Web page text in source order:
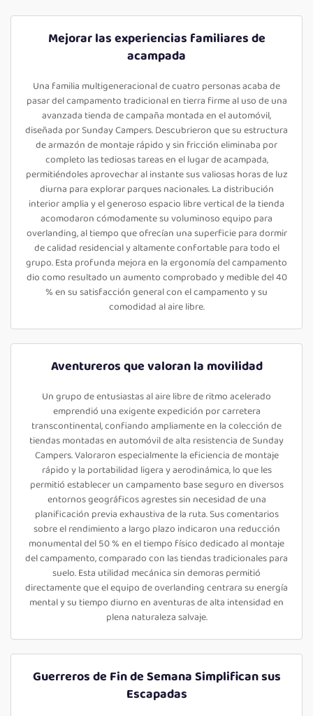
Mejorar las experiencias familiares de
acampada
Una familia multigeneracional de cuatro personas acaba de
pasar del campamento tradicional en tierra firme al uso de una
avanzada tienda de campaña montada en el automóvil,
diseñada por Sunday Campers. Descubrieron que su estructura
de armazón de montaje rápido y sin fricción eliminaba por
completo las tediosas tareas en el lugar de acampada,
permitiéndoles aprovechar al instante sus valiosas horas de luz
diurna para explorar parques nacionales. La distribución
interior amplia y el generoso espacio libre vertical de la tienda
acomodaron cómodamente su voluminoso equipo para
overlanding, al tiempo que ofrecían una superficie para dormir
de calidad residencial y altamente confortable para todo el
grupo. Esta profunda mejora en la ergonomía del campamento
dio como resultado un aumento comprobado y medible del 40
% en su satisfacción general con el campamento y su
comodidad al aire libre.
Aventureros que valoran la movilidad
Un grupo de entusiastas al aire libre de ritmo acelerado
emprendió una exigente expedición por carretera
transcontinental, confiando ampliamente en la colección de
tiendas montadas en automóvil de alta resistencia de Sunday
Campers. Valoraron especialmente la eficiencia de montaje
rápido y la portabilidad ligera y aerodinámica, lo que les
permitió establecer un campamento base seguro en diversos
entornos geográficos agrestes sin necesidad de una
planificación previa exhaustiva de la ruta. Sus comentarios
sobre el rendimiento a largo plazo indicaron una reducción
monumental del 50 % en el tiempo físico dedicado al montaje
del campamento, comparado con las tiendas tradicionales para
suelo. Esta utilidad mecánica sin demoras permitió
directamente que el equipo de overlanding centrara su energía
mental y su tiempo diurno en aventuras de alta intensidad en
plena naturaleza salvaje.
Guerreros de Fin de Semana Simplifican sus
Escapadas